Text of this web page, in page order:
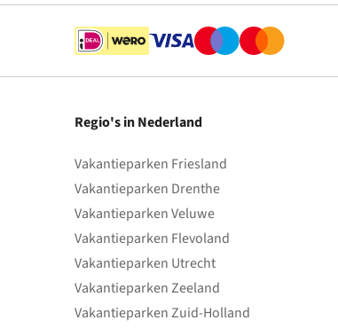
Regio's in Nederland
Vakantieparken Friesland
Vakantieparken Drenthe
Vakantieparken Veluwe
Vakantieparken Flevoland
Vakantieparken Utrecht
Vakantieparken Zeeland
Vakantieparken Zuid-Holland